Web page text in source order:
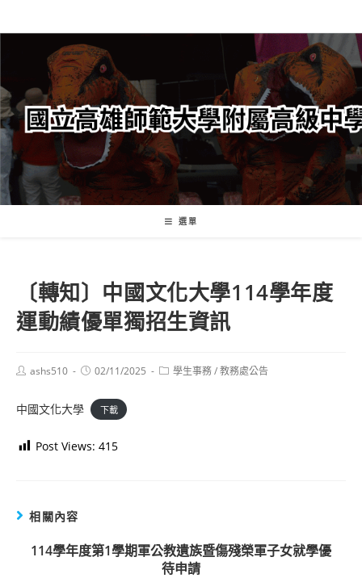
轉
要
內
容
選單
〔轉知〕中國文化大學114學年度
運動績優單獨招生資訊
Postashs510
Post02/11/2025
Post學生事務/教務處公告
中國文化大學 下載
Post Views: 415
相關內容
114學年度第1學期軍公教遺族暨傷殘榮軍子女就學優
待申請